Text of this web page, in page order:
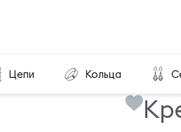
Цепи Кольца
Крест 13-001545-102110